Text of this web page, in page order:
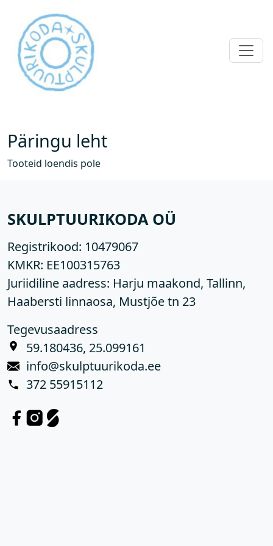
Päringu leht
Tooteid loendis pole
SKULPTUURIKODA OÜ
Registrikood: 10479067
KMKR: EE100315763
Juriidiline aadress: Harju maakond, Tallinn,
Haabersti linnaosa, Mustjõe tn 23
Tegevusaadress
59.180436, 25.099161
info@skulptuurikoda.ee
372 55915112